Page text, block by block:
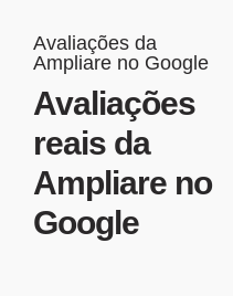
Avaliações da
Ampliare no Google
Avaliações
reais da
Ampliare no
Google